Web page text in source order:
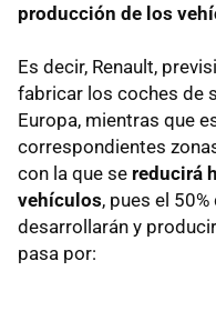
producción de los
Es decir, Renault,
fabricar los coches de
Europa, mientras que
correspondientes
con la que se reducirá
vehículos, pues el
desarrollarán y
pasa por: